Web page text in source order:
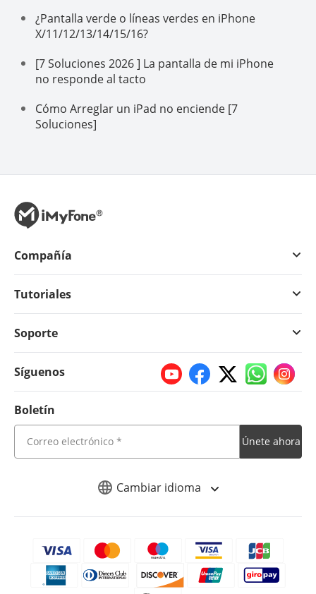
¿Pantalla verde o líneas verdes en iPhone
X/11/12/13/14/15/16?
[7 Soluciones 2026 ] La pantalla de mi iPhone
no responde al tacto
Cómo Arreglar un iPad no enciende [7
Soluciones]
Cambiar idioma
Compañía
Tutoriales
Soporte
Síguenos
Boletín
Únete ahora